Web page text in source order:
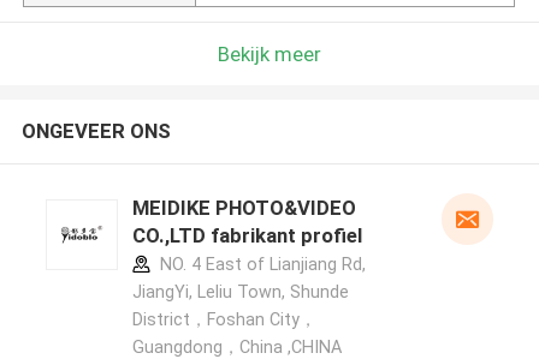
Bekijk meer
ONGEVEER ONS
MEIDIKE PHOTO&VIDEO
CO.,LTD fabrikant profiel
NO. 4 East of Lianjiang Rd,
JiangYi, Leliu Town, Shunde
District，Foshan City，
Guangdong，China ,CHINA